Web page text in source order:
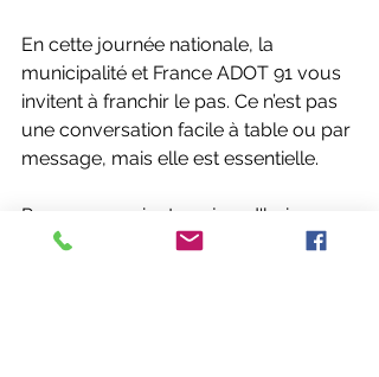
En cette journée nationale, la
municipalité et France ADOT 91 vous
invitent à franchir le pas. Ce n’est pas
une conversation facile à table ou par
message, mais elle est essentielle.
Prenez une minute aujourd'hui pour
dire à vos proches ce que vous